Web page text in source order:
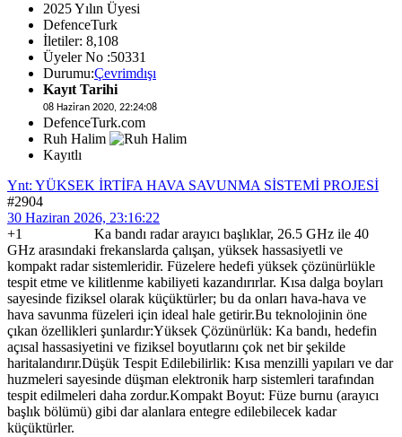
2025 Yılın Üyesi
DefenceTurk
İletiler: 8,108
Üyeler No :50331
Durumu:Çevrimdışı
Kayıt Tarihi
08 Haziran 2020, 22:24:08
DefenceTurk.com
Ruh Halim
Kayıtlı
Ynt: YÜKSEK İRTİFA HAVA SAVUNMA SİSTEMİ PROJESİ
#2904
30 Haziran 2026, 23:16:22
+1 Ka bandı radar arayıcı başlıklar, 26.5 GHz ile 40
GHz arasındaki frekanslarda çalışan, yüksek hassasiyetli ve
kompakt radar sistemleridir. Füzelere hedefi yüksek çözünürlükle
tespit etme ve kilitlenme kabiliyeti kazandırırlar. Kısa dalga boyları
sayesinde fiziksel olarak küçüktürler; bu da onları hava-hava ve
hava savunma füzeleri için ideal hale getirir.Bu teknolojinin öne
çıkan özellikleri şunlardır:Yüksek Çözünürlük: Ka bandı, hedefin
açısal hassasiyetini ve fiziksel boyutlarını çok net bir şekilde
haritalandırır.Düşük Tespit Edilebilirlik: Kısa menzilli yapıları ve dar
huzmeleri sayesinde düşman elektronik harp sistemleri tarafından
tespit edilmeleri daha zordur.Kompakt Boyut: Füze burnu (arayıcı
başlık bölümü) gibi dar alanlara entegre edilebilecek kadar
küçüktürler.